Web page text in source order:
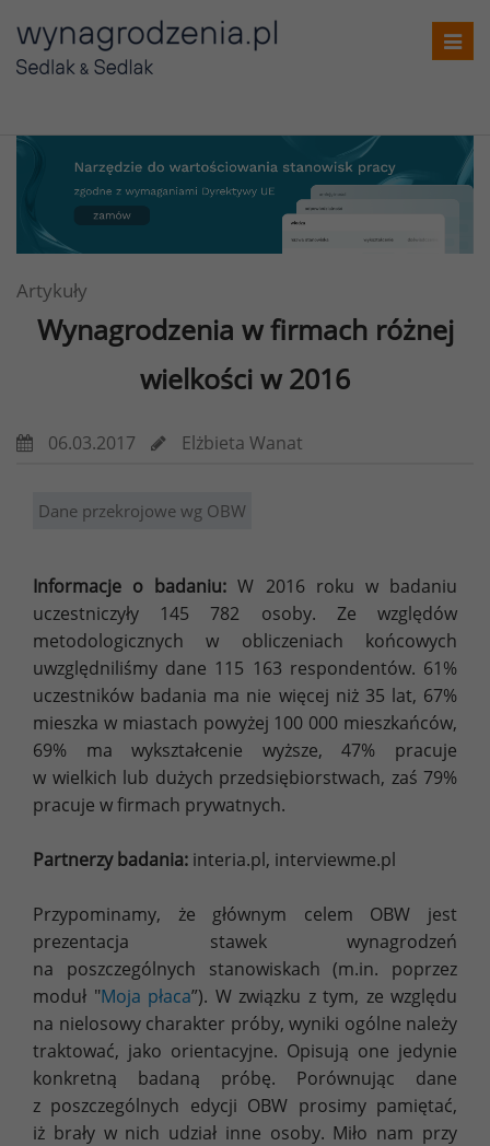
Artykuły
Wynagrodzenia w firmach różnej
wielkości w 2016
06.03.2017 Elżbieta Wanat
Dane przekrojowe wg OBW
Informacje o badaniu: W 2016 roku w badaniu
uczestniczyły 145 782 osoby. Ze względów
metodologicznych w obliczeniach końcowych
uwzględniliśmy dane 115 163 respondentów. 61%
uczestników badania ma nie więcej niż 35 lat, 67%
mieszka w miastach powyżej 100 000 mieszkańców,
69% ma wykształcenie wyższe, 47% pracuje
w wielkich lub dużych przedsiębiorstwach, zaś 79%
pracuje w firmach prywatnych.
Partnerzy badania: interia.pl, interviewme.pl
Przypominamy, że głównym celem OBW jest
prezentacja stawek wynagrodzeń
na poszczególnych stanowiskach (m.in. poprzez
moduł "Moja płaca”). W związku z tym, ze względu
na nielosowy charakter próby, wyniki ogólne należy
traktować, jako orientacyjne. Opisują one jedynie
konkretną badaną próbę. Porównując dane
z poszczególnych edycji OBW prosimy pamiętać,
iż brały w nich udział inne osoby. Miło nam przy